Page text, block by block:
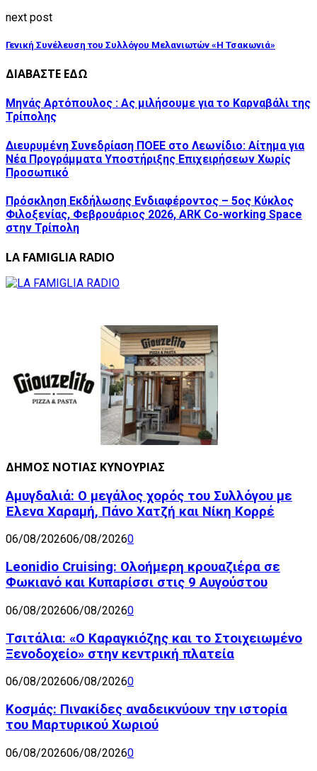
next post
Γενική Συνέλευση του Συλλόγου Μελανιωτών «Η Τσακωνιά»
ΔΙΑΒΑΣΤΕ ΕΔΩ
Μηνάς Αρτόπουλος : Ας μιλήσουμε για το Καρναβάλι της
Τρίπολης
Διευρυμένη Συνεδρίαση ΠΟΕΕ στο Λεωνίδιο: Αίτημα για
Νέα Προγράμματα Υποστήριξης Επιχειρήσεων Χωρίς
Προσωπικό
Πρόσκληση Εκδήλωσης Ενδιαφέροντος – 5ος Κύκλος
Φιλοξενίας, Φεβρουάριος 2026, ARK Co-working Space
στην Τρίπολη
LA FAMIGLIA RADIO
ΔΗΜΟΣ ΝΟΤΙΑΣ ΚΥΝΟΥΡΙΑΣ
Αμυγδαλιά: Ο μεγάλος χορός του Συλλόγου με
Έλενα Χαραμή, Πάνο Χατζή και Νίκη Κορρέ
06/08/202606/08/20260
Leonidio Cruising: Ολοήμερη κρουαζιέρα σε
Φωκιανό και Κυπαρίσσι στις 9 Αυγούστου
06/08/202606/08/20260
Τσιτάλια: «Ο Καραγκιόζης και το Στοιχειωμένο
Ξενοδοχείο» στην κεντρική πλατεία
06/08/202606/08/20260
Κοσμάς: Πινακίδες αναδεικνύουν την ιστορία
του Μαρτυρικού Χωριού
06/08/202606/08/20260